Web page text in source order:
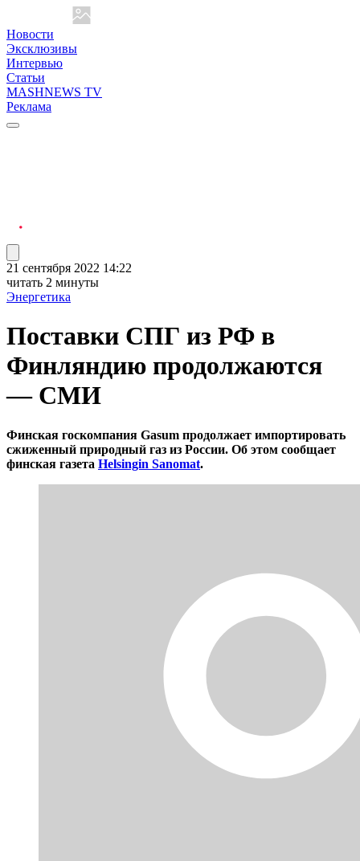
Новости
Эксклюзивы
Интервью
Статьи
MASHNEWS TV
Реклама
21 сентября 2022 14:22
читать 2 минуты
Энергетика
Поставки СПГ из РФ в
Финляндию продолжаются
— СМИ
Финская госкомпания Gasum продолжает импортировать
сжиженный природный газ из России. Об этом сообщает
финская газета Helsingin Sanomat.